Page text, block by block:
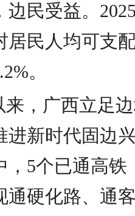
边民受益。
居民人均可支
。
来，广西立足
进新时代固边
，5个已通高铁
通硬化路、通